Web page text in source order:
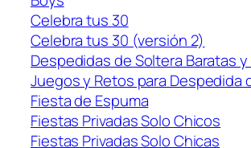
Celebra tus 30
Celebra tus 30 (versión 2)
Despedidas de Soltera Baratas
Juegos y Retos para Despedida
Fiesta de Espuma
Fiestas Privadas Solo Chicos
Fiestas Privadas Solo Chicas